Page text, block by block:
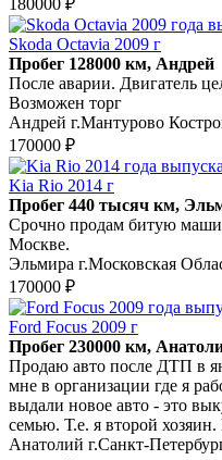
Skoda Octavia 2009 г
Пробег 128000 км, Андрей
После аварии. Двигатель
Возможен торг
Андрей г.Мантурово
170000 ₽
Kia Rio 2014 г
Пробег 440 тысяч км,
Срочно продам битую
Москве.
Эльмира г.Московская
170000 ₽
Ford Focus 2009 г
Пробег 230000 км,
Продаю авто после ДТП в
мне в организации где я
выдали новое авто - это
семью. Т.е. я второй
Анатолий г.Санкт-